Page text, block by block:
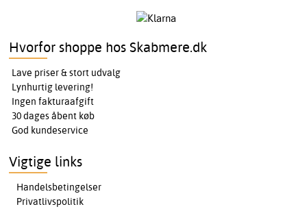
Hvorfor shoppe hos Skabmere.dk
Lave priser & stort udvalg
Lynhurtig levering!
Ingen fakturaafgift
30 dages åbent køb
God kundeservice
Vigtige links
Handelsbetingelser
Privatlivspolitik